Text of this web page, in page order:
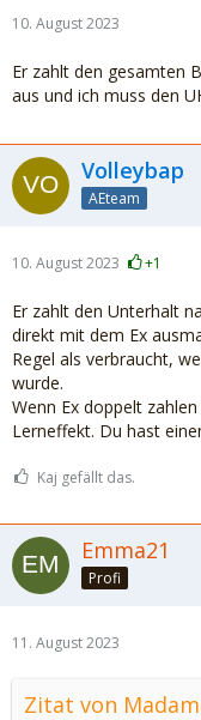
10. August 2023
Er zahlt den gesamten
aus und ich muss den
Volleybap
AEteam
10. August 2023 +1
Er zahlt den Unterhalt
direkt mit dem Ex
Regel als verbraucht,
wurde.
Wenn Ex doppelt
Lerneffekt. Du hast
Kaj gefällt das.
Emma21
Profi
11. August 2023
Zitat von